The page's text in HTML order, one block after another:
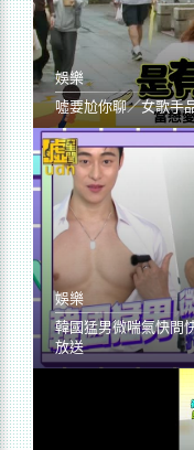
娛樂
噓要尬你聊／女歌手
娛樂
韓國猛男微喘氣快問
放送